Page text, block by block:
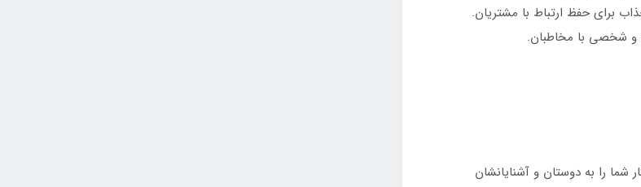
برای حفظ ارتباط با مشتریان.
و شخصی با مخاطبان.
را به دوستان و آشنایانشان